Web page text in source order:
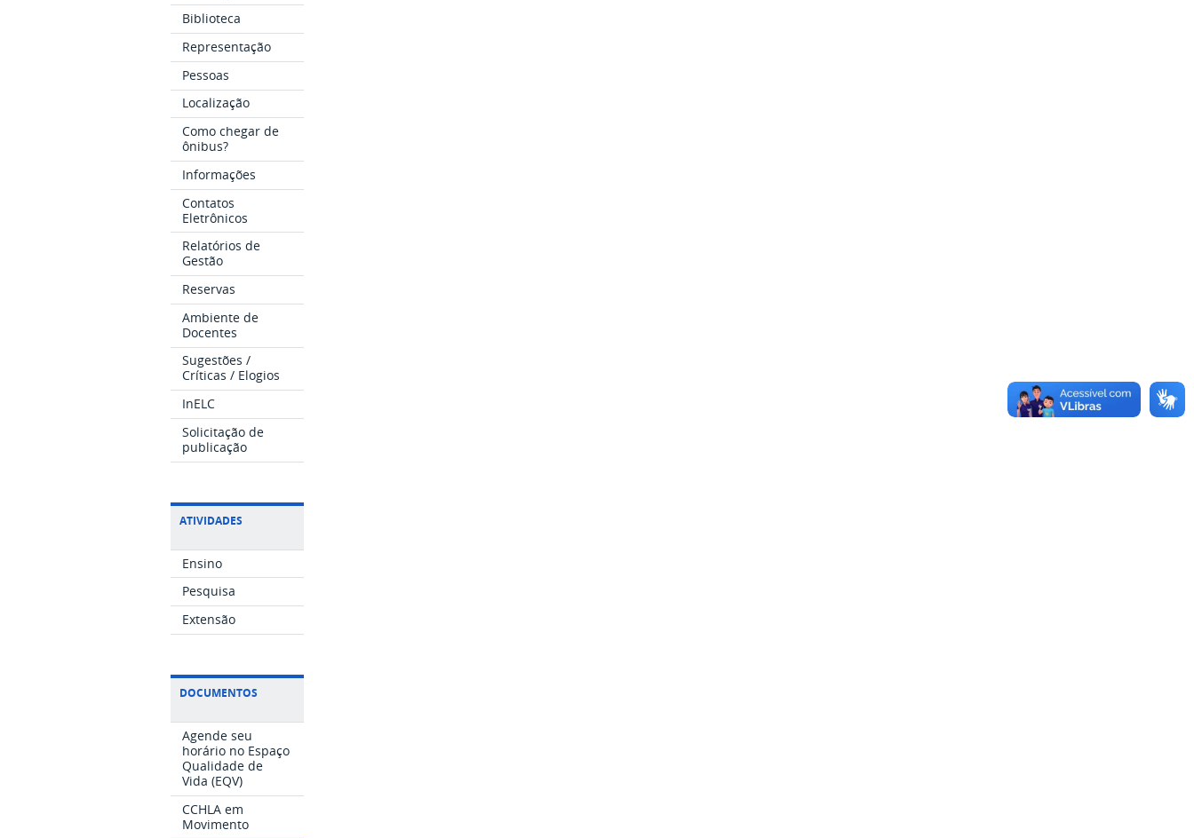
Biblioteca
Representação
Pessoas
Localização
Como chegar de
ônibus?
Informações
Contatos
Eletrônicos
Relatórios de
Gestão
Reservas
Ambiente de
Docentes
Sugestões /
Críticas / Elogios
InELC
Solicitação de
publicação
ATIVIDADES
Ensino
Pesquisa
Extensão
DOCUMENTOS
Agende seu
horário no Espaço
Qualidade de
Vida (EQV)
CCHLA em
Movimento